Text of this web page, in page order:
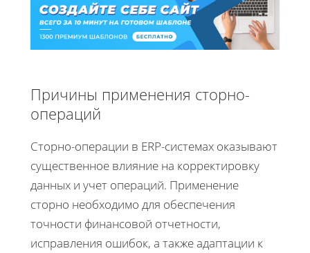
Причины применения сторно-
операций
Сторно-операции в ERP-системах оказывают
существенное влияние на корректировку
данных и учет операций. Применение
сторно необходимо для обеспечения
точности финансовой отчетности,
исправления ошибок, а также адаптации к